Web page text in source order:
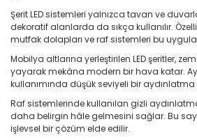
Şerit LED sistemleri yalnızca tavan ve
dekoratif alanlarda da sıkça kullanılır.
mutfak dolapları ve raf sistemleri bu
Mobilya altlarına yerleştirilen LED şeritler,
yayarak mekâna modern bir hava katar.
kullanımında düşük seviyeli bir
Raf sistemlerinde kullanılan gizli
daha belirgin hâle gelmesini sağlar. Bu
işlevsel bir çözüm elde edilir.